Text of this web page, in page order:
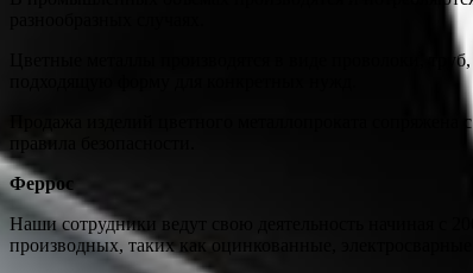
Цветные металлы производятся в виде проволоки,
Продажа изделий цветного металлопроката
правила безопасности.
Феррос
Наши сотрудники ведут свою деятельность начиная с
производных, таких как оцинкованные,